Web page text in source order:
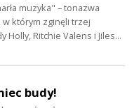
muzyka" – tonazwa
którym zginęli trzej
Holly, Ritchie Valens i Jiles…
budy!